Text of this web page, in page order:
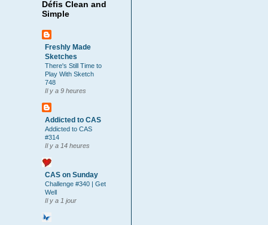
Défis Clean and
Simple
Freshly Made
Sketches
There's Still Time to
Play With Sketch
748
Il y a 9 heures
Addicted to CAS
Addicted to CAS
#314
Il y a 14 heures
CAS on Sunday
Challenge #340 | Get
Well
Il y a 1 jour